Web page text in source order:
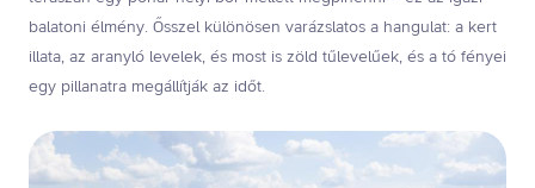
balatoni élmény. Ősszel különösen varázslatos a hangulat: a kert
illata, az aranyló levelek, és most is zöld tűlevelűek, és a tó fényei
egy pillanatra megállítják az időt.